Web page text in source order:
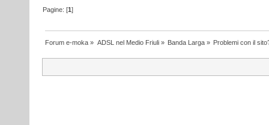
Pagine: [1]
Forum e-moka » ADSL nel Medio Friuli» Banda Larga» Problemi con il